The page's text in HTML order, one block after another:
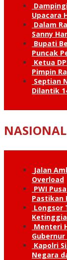
Upacara
Dalam
Sanny
Bupati
Puncak
Ketua
Pimpin
Septian
Dilantik
NASIONAL
Jalan
Overload
PWI
Pastikan
Longsor
Menteri
Gubernur
Kapolri
Negara